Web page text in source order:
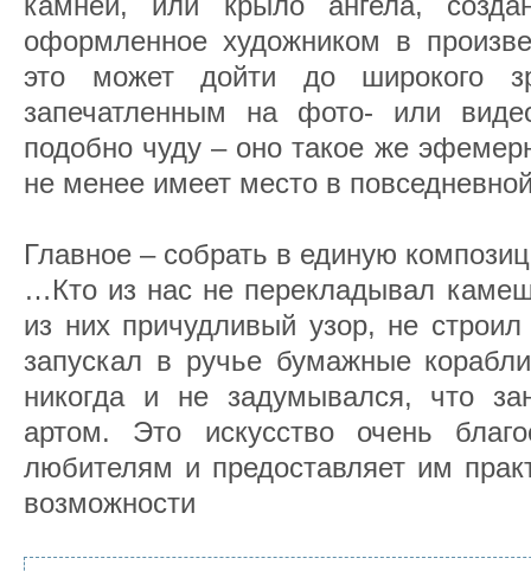
оформленное художником в
это может дойти до широкого
запечатленным на фото- или
подобно чуду – оно такое же
не менее имеет место в
Главное – собрать в единую
…Кто из нас не перекладывал
из них причудливый узор, не
запускал в ручье бумажные
никогда и не задумывался, что
артом. Это искусство очень
любителям и предоставляет им
возможности